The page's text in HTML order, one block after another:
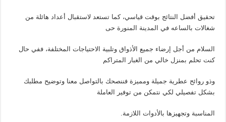
تحقيق أفضل النتائج بوقت قياسي، كما تستعد لاستقبال أعداد هائلة من
شغالات بالساعه في المدينة المنورة حى
السلام من أجل إرضاء جميع الأذواق وتلبية الاحتياجات المختلفة، ففي حال
كنت تحلم بمنزل خالي من الغبار المتراكم
وذو روائح عطرية جميلة ومميزة فننصحك بالتواصل معنا وتوضيح مطلبك
بشكل تفصيلي لكي نتمكن من توفير العاملة
المناسبة وتجهيزها بالأدوات اللازمة.